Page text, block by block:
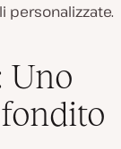
personalizzate.
Uno